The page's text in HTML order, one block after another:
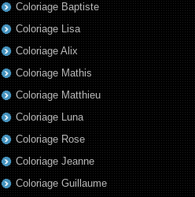
Coloriage Baptiste
Coloriage Lisa
Coloriage Alix
Coloriage Mathis
Coloriage Matthieu
Coloriage Luna
Coloriage Rose
Coloriage Jeanne
Coloriage Guillaume